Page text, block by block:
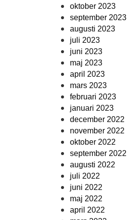
oktober 2023
september 2023
augusti 2023
juli 2023
juni 2023
maj 2023
april 2023
mars 2023
februari 2023
januari 2023
december 2022
november 2022
oktober 2022
september 2022
augusti 2022
juli 2022
juni 2022
maj 2022
april 2022